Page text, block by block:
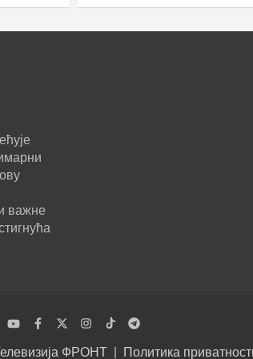
важне
ФРОНТ Политика